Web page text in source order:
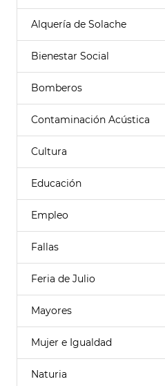
Alquería de Solache
Bienestar Social
Bomberos
Contaminación Acústica
Cultura
Educación
Empleo
Fallas
Feria de Julio
Mayores
Mujer e Igualdad
Naturia